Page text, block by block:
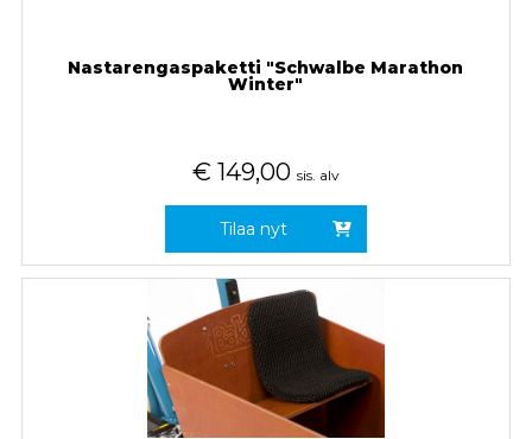
Nastarengaspaketti "Schwalbe Marathon
Winter"
€ 149,00 sis. alv
Tilaa nyt